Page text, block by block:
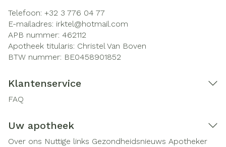
Telefoon: +32 3 776 04 77
E-mailadres: irktel@hotmail.com
APB nummer: 462112
Apotheek titularis: Christel Van Boven
BTW nummer: BE0458901852
Klantenservice
FAQ
Uw apotheek
Over ons Nuttige links Gezondheidsnieuws Apotheker